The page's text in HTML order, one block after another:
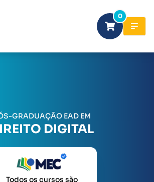
0
GRADUAÇÃO EAD EM
DIGITAL
Todos os cursos são